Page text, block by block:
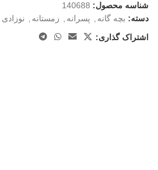
شناسه محصول: 140688
دسته: بچه گانه پسرانه زمستانه
نوزادی
اشتراک گذاری: